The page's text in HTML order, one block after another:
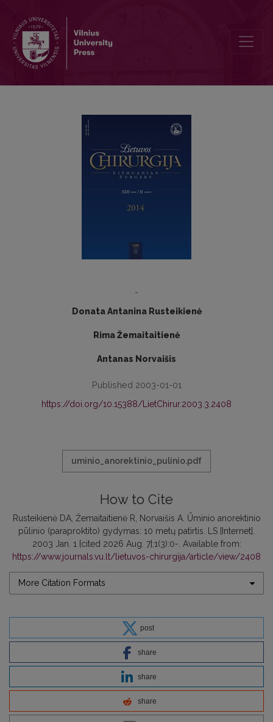
-
Donata Antanina Rusteikienė
Rima Žemaitaitienė
Antanas Norvaišis
Published 2003-01-01
https://doi.org/10.15388/LietChirur.2003.3.2408
uminio_anorektinio_pulinio.pdf
How to Cite
Rusteikienė DA, Žemaitaitienė R, Norvaišis A. Ūminio anorektinio
pūlinio (paraproktito) gydymas: 10 metų patirtis. LS [Internet].
2003 Jan. 1 [cited 2026 Aug. 7];1(3):0-. Available from:
https://www.journals.vu.lt/lietuvos-chirurgija/article/view/2408
More Citation Formats
post
share
share
share